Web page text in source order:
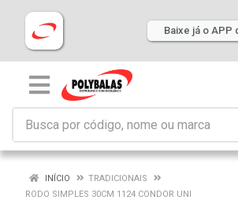
Baixe já o APP
INÍCIO
TRADICIONAIS
RODO SIMPLES 30CM 1124 CONDOR UNI